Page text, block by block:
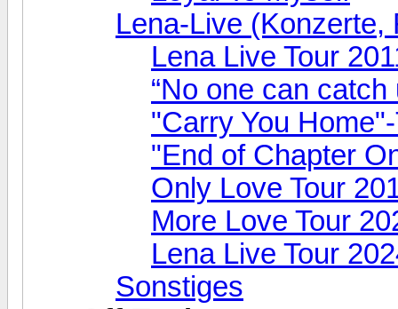
Lena-Live (Konzerte,
Lena Live Tour
“No one can catch
"Carry You
"End of Chapter
Only Love Tour
More Love Tour
Lena Live Tour
Sonstiges